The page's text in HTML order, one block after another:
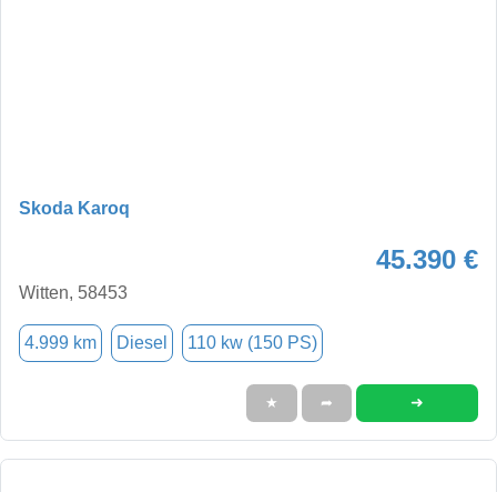
Skoda Karoq
45.390 €
Witten, 58453
4.999 km Diesel 110 kw (150 PS)
★ ➦ ➜